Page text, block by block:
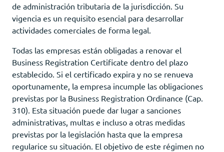
de administración tributaria de la jurisdicción. Su
vigencia es un requisito esencial para desarrollar
actividades comerciales de forma legal.
Todas las empresas están obligadas a renovar el
Business Registration Certificate dentro del plazo
establecido. Si el certificado expira y no se renueva
oportunamente, la empresa incumple las obligaciones
previstas por la Business Registration Ordinance (Cap.
310). Esta situación puede dar lugar a sanciones
administrativas, multas e incluso a otras medidas
previstas por la legislación hasta que la empresa
regularice su situación. El objetivo de este régimen no